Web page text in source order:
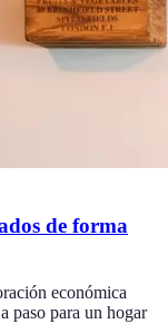
de forma
económica
paso para un hogar